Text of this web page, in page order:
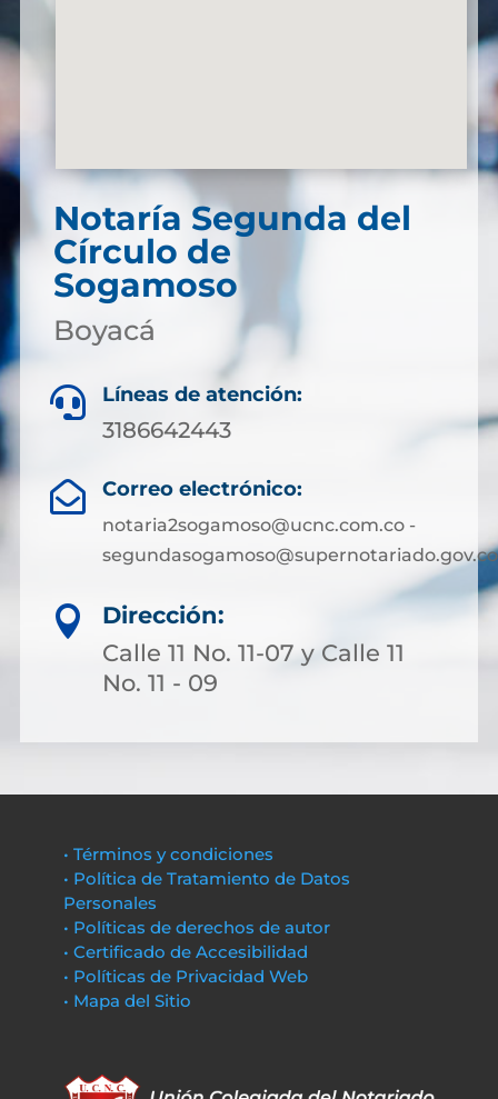
Notaría Segunda del
Círculo de
Sogamoso
Boyacá
 Líneas de atención:
3186642443
 Correo electrónico:
notaria2sogamoso@ucnc.com.co -
segundasogamoso@supernotariado.gov.co

Dirección:
Calle 11 No. 11-07 y Calle 11
No. 11 - 09
• Términos y condiciones
• Política de Tratamiento de Datos
Personales
• Políticas de derechos de autor
• Certificado de Accesibilidad
• Políticas de Privacidad Web
• Mapa del Sitio